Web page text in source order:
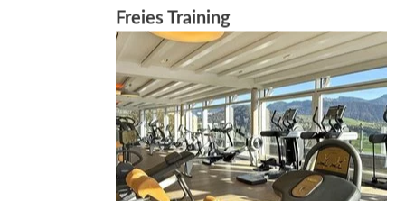
Freies Training